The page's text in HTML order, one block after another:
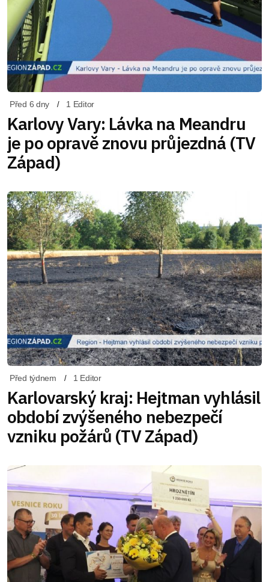
Před 6 dny 1 Editor
Karlovy Vary: Lávka na Meandru
je po opravě znovu průjezdná (TV
Západ)
Před týdnem 1 Editor
Karlovarský kraj: Hejtman vyhlásil
období zvýšeného nebezpečí
vzniku požárů (TV Západ)